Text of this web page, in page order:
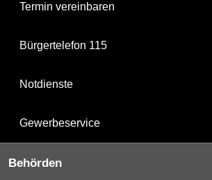
Termin vereinbaren
Bürgertelefon 115
Notdienste
Gewerbeservice
Behörden